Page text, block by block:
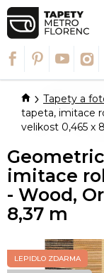
Přejít
na
obsah
DomůTapety a
tapeta, imitace
velikost 0,465 x
imitace
- Wood,
8,37 m
LEPIDLO ZDARMA